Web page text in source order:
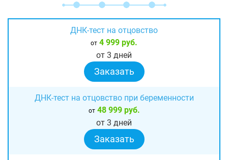
ДНК-тест на отцовство
от 4 999 руб.
от 3 дней
Заказать
ДНК-тест на отцовство при беременности
от48 999 руб.
от 3 дней
Заказать